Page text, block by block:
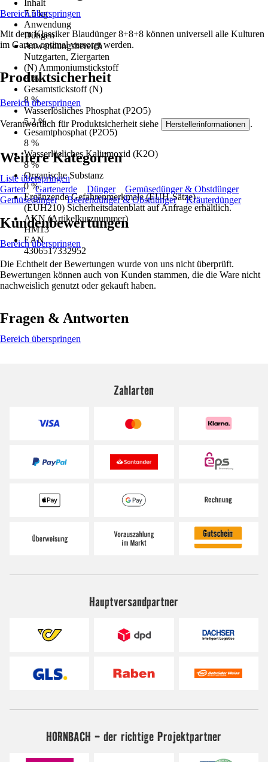
Inhalt
7,5 kg
Anwendung
Düngen
Anwendungsbereich
Nutzgarten, Ziergarten
(N) Ammoniumstickstoff
8 %
Gesamtstickstoff (N)
8 %
Wasserlösliches Phosphat (P2O5)
5,2 %
Gesamtphosphat (P2O5)
8 %
Wasserlösliches Kaliumoxid (K2O)
8 %
Organische Substanz
0 %
Ergänzende Gefahrenmerkmale (EUH-Sätze)
(EUH210) Sicherheitsdatenblatt auf Anfrage erhältlich.
AKN (Artikelkurznummer)
HM13
EAN
4306517332952
Bereich überspringen
Mit dem Klassiker Blaudünger 8+8+8 können universell alle Kulturen
im Garten optimal versorgt werden.
Produktsicherheit
Bereich überspringen
Verantwortlich für Produktsicherheit siehe Herstellerinformationen .
Weitere Kategorien
Liste überspringen
Garten
Gartenerde Dünger
Gemüsedünger & Obstdünger
Gemüsedünger
Beerendünger & Obstdünger Kräuterdünger
Kundenbewertungen
Bereich überspringen
Die Echtheit der Bewertungen wurde von uns nicht überprüft.
Bewertungen können auch von Kunden stammen, die die Ware nicht
nachweislich genutzt oder gekauft haben.
Fragen & Antworten
Bereich überspringen
Zahlarten
Hauptversandpartner
HORNBACH - der richtige Projektpartner